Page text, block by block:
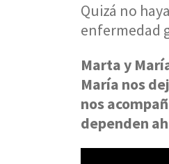
Quizá no
enfermedad
Marta y
María nos
nos
dependen